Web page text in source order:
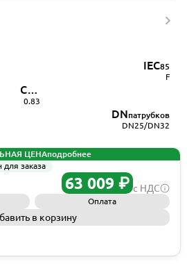
IEC85
F
DNпатрубков
DN25/DN32
Cos φ
0.83
ЦЕНАподробнее
для заказа
63 009 ₽ с НДС
Оплата
в корзину